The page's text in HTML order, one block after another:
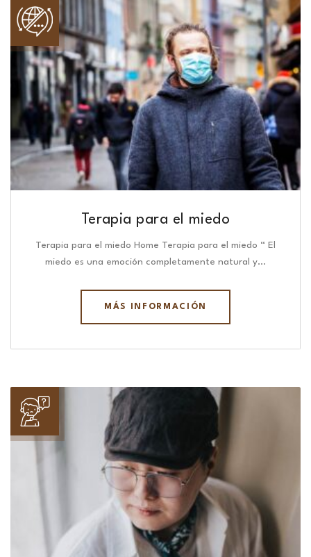
Terapia para el miedo
Terapia para el miedo Home Terapia para el miedo “ El
miedo es una emoción completamente natural y…
MÁS INFORMACIÓN